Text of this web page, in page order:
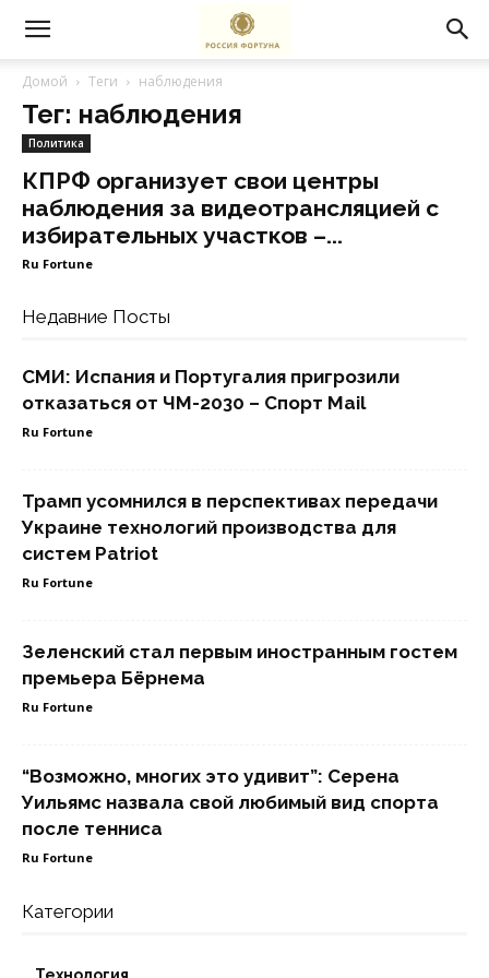
Домой Теги наблюдения
Тег: наблюдения
Политика
КПРФ организует свои центры
наблюдения за видеотрансляцией с
избирательных участков –...
Ru Fortune
Недавние Посты
СМИ: Испания и Португалия пригрозили
отказаться от ЧМ-2030 – Спорт Mail
Ru Fortune
Трамп усомнился в перспективах передачи
Украине технологий производства для
систем Patriot
Ru Fortune
Зеленский стал первым иностранным гостем
премьера Бёрнема
Ru Fortune
“Возможно, многих это удивит”: Серена
Уильямс назвала свой любимый вид спорта
после тенниса
Ru Fortune
Категории